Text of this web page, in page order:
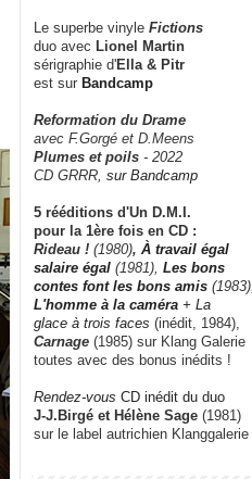
Le superbe vinyle Fictions
duo avec Lionel Martin
sérigraphie d'Ella & Pitr
est sur Bandcamp
Reformation du Drame
avec F.Gorgé et D.Meens
Plumes et poils - 2022
CD GRRR, sur Bandcamp
5 rééditions d'Un D.M.I.
pour la 1ère fois en CD :
Rideau ! (1980), À travail égal
salaire égal (1981), Les bons
contes font les bons amis (1983),
L'homme à la caméra + La
glace à trois faces (inédit, 1984),
Carnage (1985) sur Klang Galerie
toutes avec des bonus inédits !
Rendez-vous CD inédit du duo
J-J.Birgé et Hélène Sage (1981)
sur le label autrichien Klanggalerie